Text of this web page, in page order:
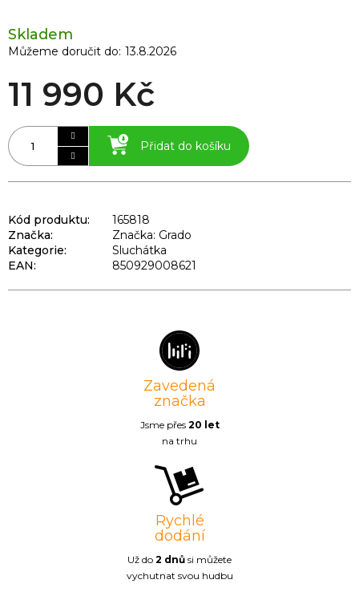
Skladem
Můžeme doručit do: 13.8.2026
11 990 Kč
Přidat do košíku
Kód produktu:
165818
Značka:
Značka: Grado
Kategorie:
Sluchátka
EAN: 850929008621
Zavedená
značka
Jsme přes 20 let
na trhu
Rychlé
dodání
Už do 2 dnů si můžete
vychutnat svou hudbu